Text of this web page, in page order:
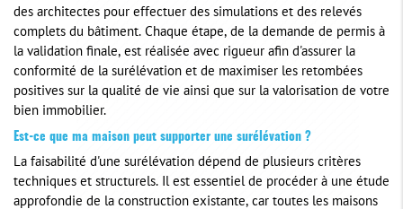
des architectes pour effectuer des simulations et des relevés
complets du bâtiment. Chaque étape, de la demande de permis à
la validation finale, est réalisée avec rigueur afin d'assurer la
conformité de la surélévation et de maximiser les retombées
positives sur la qualité de vie ainsi que sur la valorisation de votre
bien immobilier.
Est-ce que ma maison peut supporter une surélévation ?
La faisabilité d'une surélévation dépend de plusieurs critères
techniques et structurels. Il est essentiel de procéder à une étude
approfondie de la construction existante, car toutes les maisons